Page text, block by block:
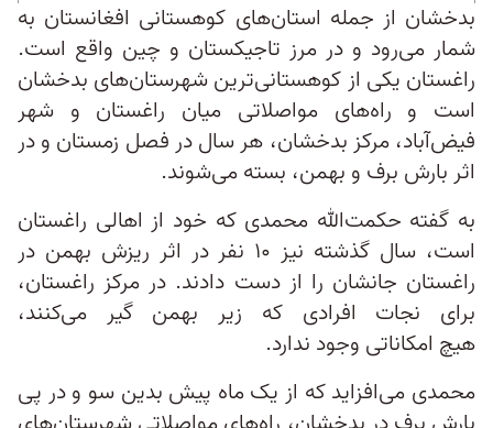
بدخشان از جمله استان‌های کوهستانی افغانستان به
شمار می‌رود و در مرز تاجیکستان و چین واقع است.
راغستان یکی از کوهستانی‌ترین شهرستان‌های بدخشان
است و راه‌های مواصلاتی میان راغستان و شهر
فیض‌آباد، مرکز بدخشان، هر سال در فصل زمستان و در
اثر بارش برف و بهمن، بسته می‌شوند.
به گفته حکمت‌الله محمدی که خود از اهالی راغستان
است، سال گذشته نیز ۱۰ نفر در اثر ریزش بهمن در
راغستان جانشان را از دست دادند. در مرکز راغستان،
برای نجات افرادی که زیر بهمن گیر می‌کنند،
هیچ‌ امکاناتی وجود ندارد.
محمدی می‌افزاید که از یک ماه پیش بدین سو و در پی